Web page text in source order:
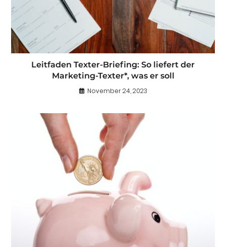
Leitfaden Texter-Briefing: So liefert der
Marketing-Texter*, was er soll
November 24, 2023